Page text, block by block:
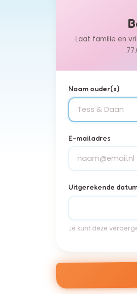
Laat familie en
Naam ouder(s)
E-mailadres
Uitgerekende
Je kunt deze